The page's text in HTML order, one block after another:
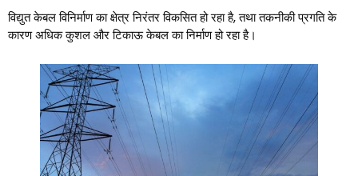
विद्युत केबल विनिर्माण का क्षेत्र निरंतर विकसित हो रहा है, तथा तकनीकी प्रगति के
कारण अधिक कुशल और टिकाऊ केबल का निर्माण हो रहा है।